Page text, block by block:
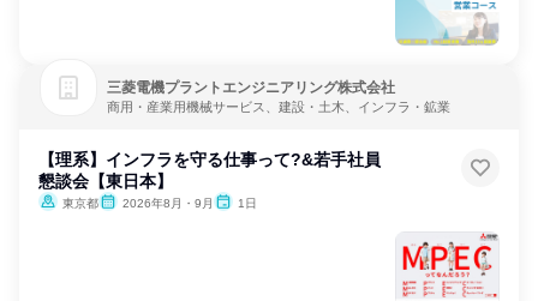
三菱電機プラントエンジニアリング株式会社
商用・産業用機械サービス、建設・土木、インフラ・鉱業
【理系】インフラを守る仕事って?&若手社員
懇談会【東日本】
東京都 2026年8月・9月 1日